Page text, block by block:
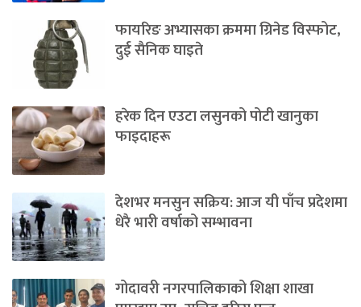
फायरिङ अभ्यासका क्रममा ग्रिनेड विस्फोट,
दुई सैनिक घाइते
हरेक दिन एउटा लसुनको पोटी खानुका
फाइदाहरू
देशभर मनसुन सक्रिय: आज यी पाँच प्रदेशमा
धेरै भारी वर्षाको सम्भावना
गोदावरी नगरपालिकाको शिक्षा शाखा